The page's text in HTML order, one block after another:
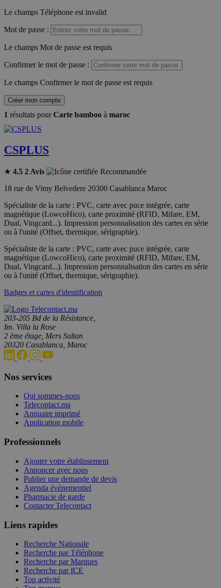
Le champs Téléphone est invalid
Mot de passe :
Le champs Mot de passe est requis
Confirmer le mot de passe :
Le champs Confirmer le mot de passe est requis
Créer mon compte
1 résultats pourCarte bamboo à maroc
CSPLUS
★ 4.5 2 Avis
Recommandée
18 rue de Vimy Belvedere 20300 Casablanca Maroc
Spécialiste de la carte : PVC, carte avec puce intégrée, carte
magnétique (LowcoHico), carte proximité (RFID, Mifare, EM,
Dual, Vingcard...). Impression personnalisation des cartes en série
ou à l'unité (Offset, thermique, sérigraphie).
Spécialiste de la carte : PVC, carte avec puce intégrée, carte
magnétique (LowcoHico), carte proximité (RFID, Mifare, EM,
Dual, Vingcard...). Impression personnalisation des cartes en série
ou à l'unité (Offset, thermique, sérigraphie).
Badges et cartes d'identification
203-205 Bd de la Résistance,
Im. Villa la Rose
2 ème étage, Mers Sultan
20320 Casablanca, Maroc
Nos services
Qui sommes-nous
Telecontact.ma
Annuaire imprimé
Application mobile
Professionnels
Ajouter votre établissement
Annoncer avec nous
Publier une demande de devis
Agenda événementiel
Pharmacie de garde
Contacter Telecontact
Liens rapides
Recherche Nationale
Recherche par Téléphone
Recherche par Marques
Recherche par ICE
Top activité